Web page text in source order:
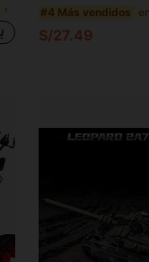
#4 Más vendidos
S/27.49